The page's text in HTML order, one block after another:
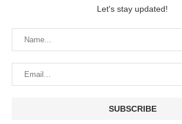
Let's stay updated!